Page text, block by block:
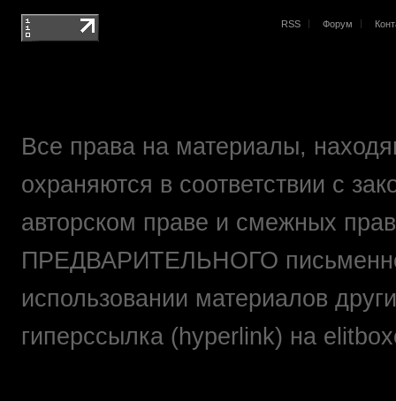
RSS Форум
Все права на материалы,
охраняются в соответствии с
авторском праве и смежных
ПРЕДВАРИТЕЛЬНОГО
использовании материалов
гиперссылка (hyperlink) на